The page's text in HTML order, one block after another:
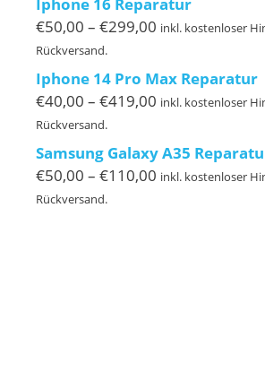
€129,00
Iphone 16 Reparatur
€50,00 – €299,00 Preisspanne:
bis
€299,00
inkl. kostenloser
Rückversand.
Iphone 14 Pro Max Reparatur
€40,00 – €419,00 Preisspanne:
bis
€419,00
inkl. kostenloser
Rückversand.
Samsung Galaxy A35
€50,00 – €110,00 Preisspanne:
inkl. kostenloser
Rückversand.